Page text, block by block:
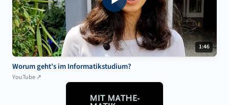
1:46
Worum geht’s im Informatikstudium?
YouTube ↗